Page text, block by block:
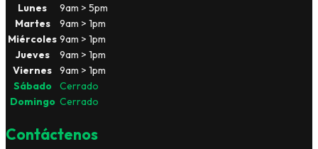
Lunes
9am > 5pm
Martes
9am > 1pm
Miércoles 9am > 1pm
Jueves
9am > 1pm
Viernes
9am > 1pm
Sábado
Cerrado
Domingo Cerrado
Contáctenos